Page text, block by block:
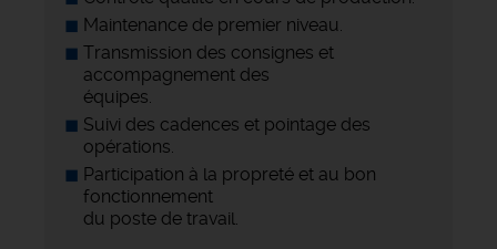
Maintenance de premier niveau.
Transmission des consignes et
accompagnement des
équipes.
Suivi des cadences et pointage des
opérations.
Participation à la propreté et au bon
fonctionnement
du poste de travail.